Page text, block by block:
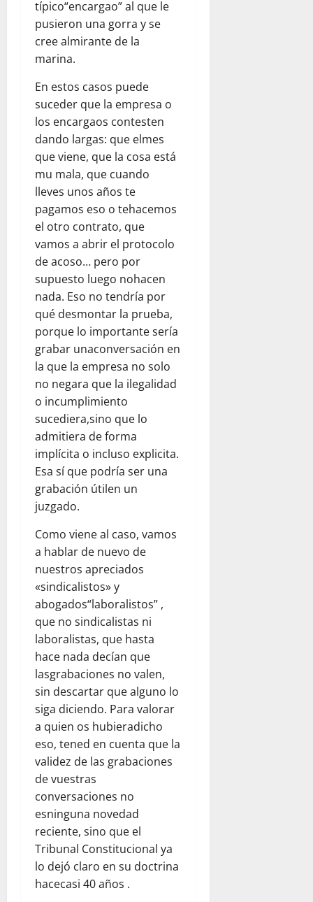
típico“encargao” al que le
pusieron una gorra y se
cree almirante de la
marina.
En estos casos puede
suceder que la empresa o
los encargaos contesten
dando largas: que elmes
que viene, que la cosa está
mu mala, que cuando
lleves unos años te
pagamos eso o tehacemos
el otro contrato, que
vamos a abrir el protocolo
de acoso… pero por
supuesto luego nohacen
nada. Eso no tendría por
qué desmontar la prueba,
porque lo importante sería
grabar unaconversación en
la que la empresa no solo
no negara que la ilegalidad
o incumplimiento
sucediera,sino que lo
admitiera de forma
implícita o incluso explicita.
Esa sí que podría ser una
grabación útilen un
juzgado.
Como viene al caso, vamos
a hablar de nuevo de
nuestros apreciados
«sindicalistos» y
abogados“laboralistos” ,
que no sindicalistas ni
laboralistas, que hasta
hace nada decían que
lasgrabaciones no valen,
sin descartar que alguno lo
siga diciendo. Para valorar
a quien os hubieradicho
eso, tened en cuenta que la
validez de las grabaciones
de vuestras
conversaciones no
esninguna novedad
reciente, sino que el
Tribunal Constitucional ya
lo dejó claro en su doctrina
hacecasi 40 años .